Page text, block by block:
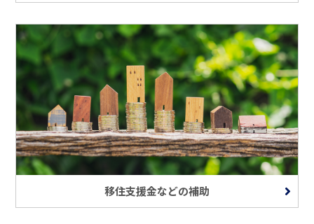
移住支援金などの補助